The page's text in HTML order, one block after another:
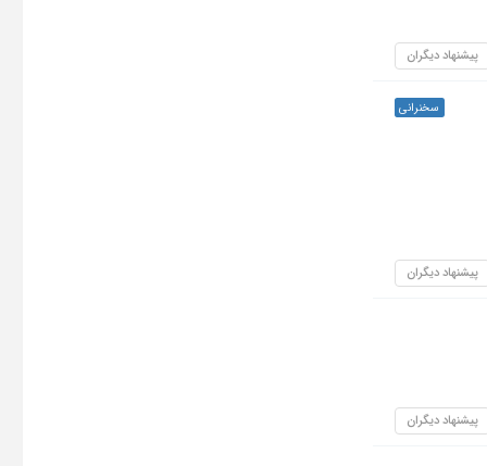
پیشنهاد دیگران
سخنرانی
پیشنهاد دیگران
پیشنهاد دیگران